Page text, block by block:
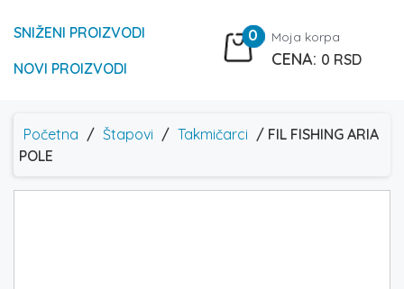
SNIŽENI PROIZVODI
NOVI PROIZVODI
0 Moja korpa
0 RSD
Početna / Štapovi / Takmičarci / FIL FISHING ARIA
POLE